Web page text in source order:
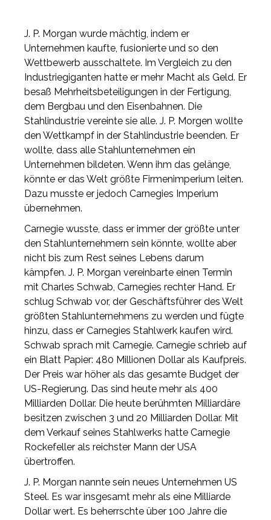
J. P. Morgan wurde mächtig, indem er
Unternehmen kaufte, fusionierte und so den
Wettbewerb ausschaltete. Im Vergleich zu den
Industriegiganten hatte er mehr Macht als Geld. Er
besaß Mehrheitsbeteiligungen in der Fertigung,
dem Bergbau und den Eisenbahnen. Die
Stahlindustrie vereinte sie alle. J. P. Morgen wollte
den Wettkampf in der Stahlindustrie beenden. Er
wollte, dass alle Stahlunternehmen ein
Unternehmen bildeten. Wenn ihm das gelänge,
könnte er das Welt größte Firmenimperium leiten.
Dazu musste er jedoch Carnegies Imperium
übernehmen.
Carnegie wusste, dass er immer der größte unter
den Stahlunternehmern sein könnte, wollte aber
nicht bis zum Rest seines Lebens darum
kämpfen. J. P. Morgan vereinbarte einen Termin
mit Charles Schwab, Carnegies rechter Hand. Er
schlug Schwab vor, der Geschäftsführer des Welt
größten Stahlunternehmens zu werden und fügte
hinzu, dass er Carnegies Stahlwerk kaufen wird.
Schwab sprach mit Carnegie. Carnegie schrieb auf
ein Blatt Papier: 480 Millionen Dollar als Kaufpreis.
Der Preis war höher als das gesamte Budget der
US-Regierung. Das sind heute mehr als 400
Milliarden Dollar. Die heute berühmten Milliardäre
besitzen zwischen 3 und 20 Milliarden Dollar. Mit
dem Verkauf seines Stahlwerks hatte Carnegie
Rockefeller als reichster Mann der USA
übertroffen.
J. P. Morgan nannte sein neues Unternehmen US
Steel. Es war insgesamt mehr als eine Milliarde
Dollar wert. Es beherrschte über 100 Jahre die